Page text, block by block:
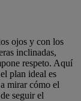
ojos y con los
inclinadas,
respeto. Aquí
plan ideal es
mirar cómo el
seguir el